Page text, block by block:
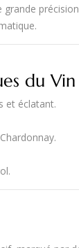
grande précision
du Vin
et éclatant.
.